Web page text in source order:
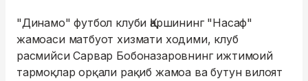
"Динамо" футбол клуби Қаршининг "Насаф"
жамоаси матбуот хизмати ходими, клуб
расмийси Сарвар Бобоназаровнинг ижтимоий
тармоқлар орқали рақиб жамоа ва бутун вилоят